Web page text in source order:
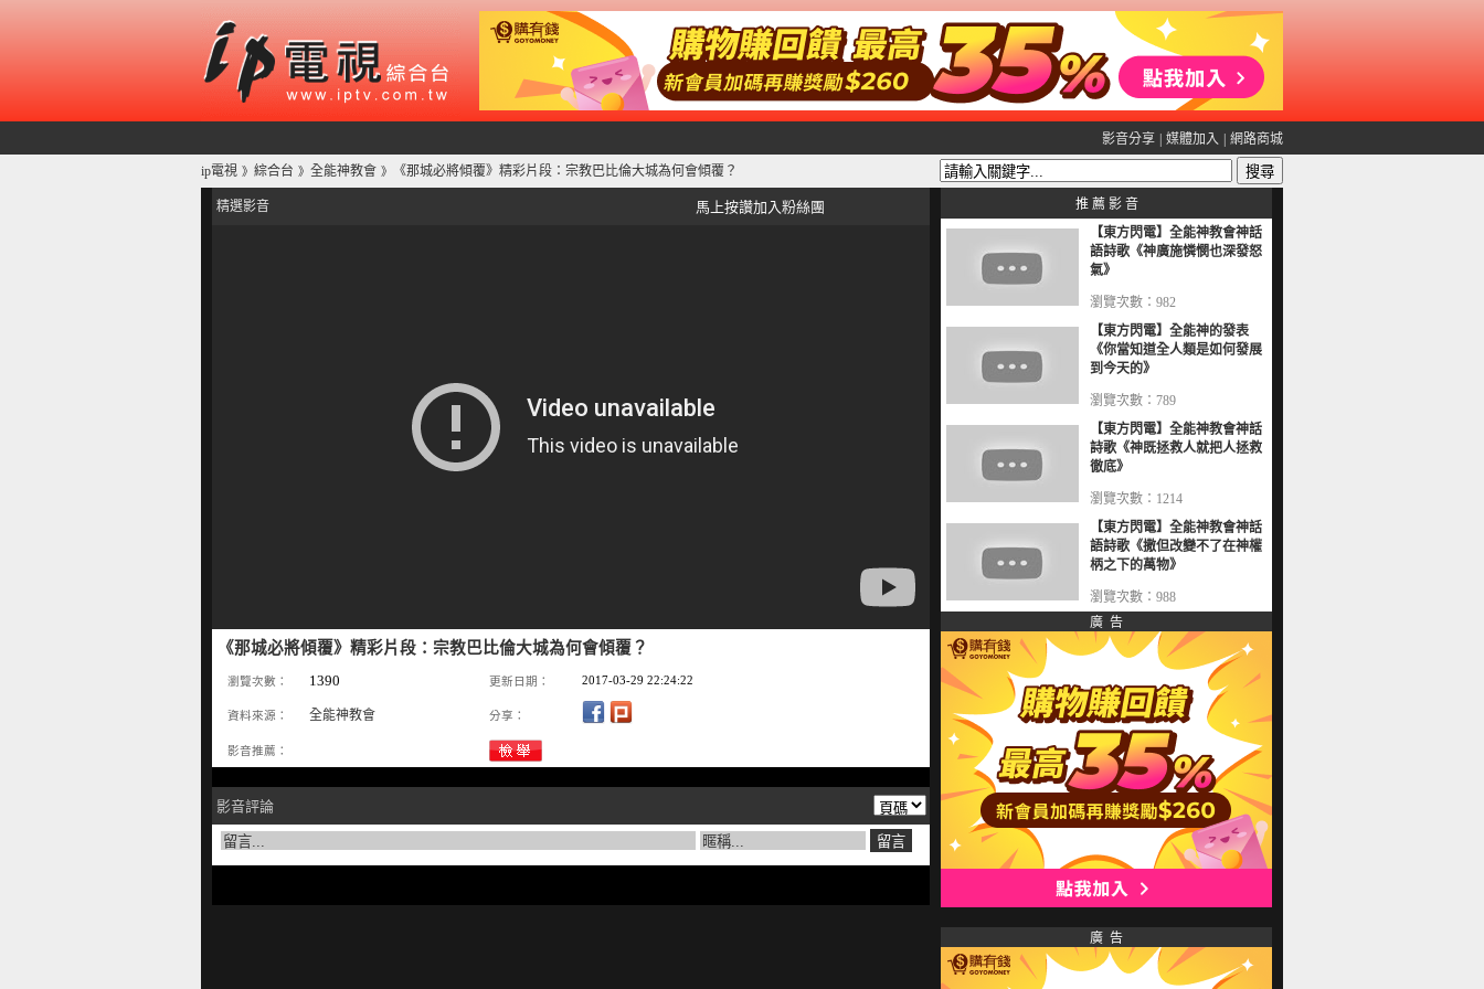
影音分享 媒體加入 網路商城
ip電視 》 綜合台 》 全能神教會 》 《那城必將傾覆》精彩片段：宗教巴比倫大城為何會傾覆？
精選影音 馬上按讚加入粉絲團
《那城必將傾覆》精彩片段：宗教巴比倫大城為何會傾覆？
瀏覽次數： 1390 更新日期： 2017-03-29 22:24:22
資料來源： 全能神教會 分享：
影音推薦：
影音評論
推 薦 影 音
【東方閃電】全能神教會神話
語詩歌《神廣施憐憫也深發怒
氣》
瀏覽次數：982
【東方閃電】全能神的發表
《你當知道全人類是如何發展
到今天的》
瀏覽次數：789
【東方閃電】全能神教會神話
詩歌《神既拯救人就把人拯救
徹底》
瀏覽次數：1214
【東方閃電】全能神教會神話
語詩歌《撒但改變不了在神權
柄之下的萬物》
瀏覽次數：988
廣 告
廣 告